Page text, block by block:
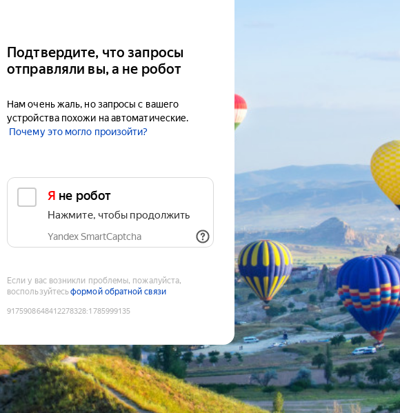
Подтвердите, что запросы
отправляли вы, а не робот
Нам очень жаль, но запросы с вашего
устройства похожи на автоматические.
Почему это могло произойти?
Я не робот
Нажмите, чтобы продолжить
Yandex SmartCaptcha
Если у вас возникли проблемы, пожалуйста,
воспользуйтесьформой обратной связи
9175908648412278328:1785999135